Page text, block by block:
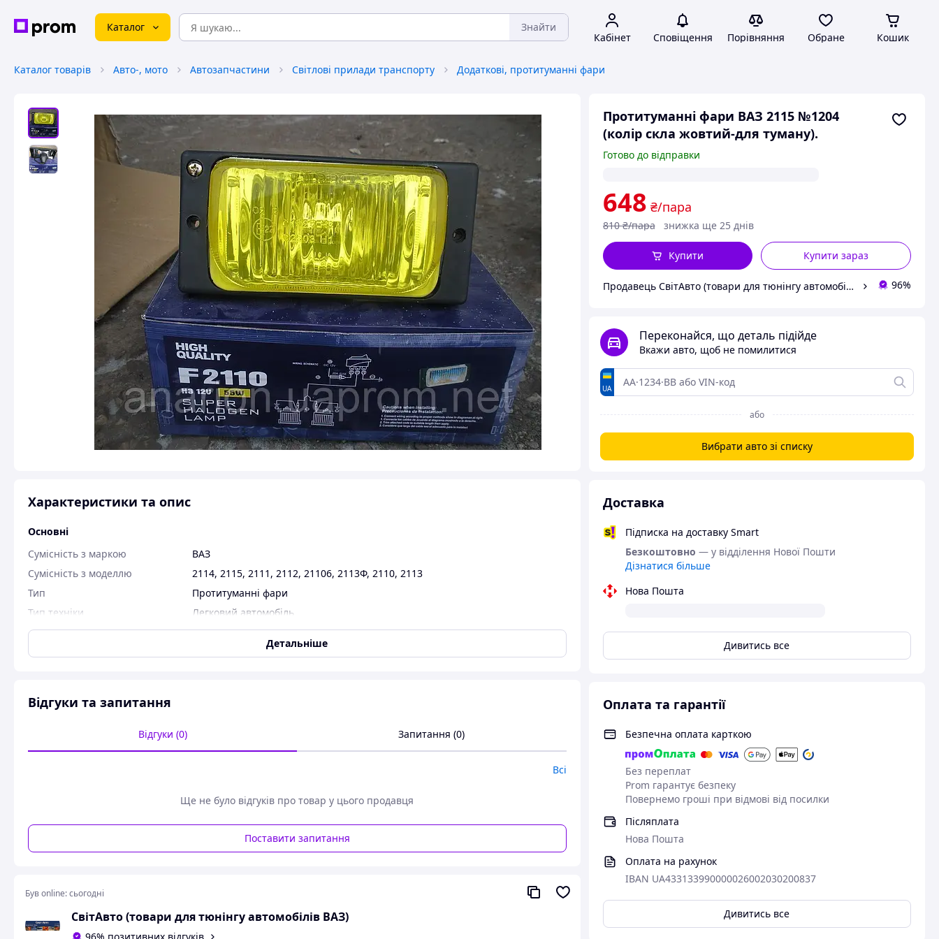
Каталог Знайти
Кабінет Сповіщення Порівняння Обране Кошик
Каталог товарів Авто-, мото Автозапчастини Світлові прилади транспорту Додаткові, протитуманні фари
Протитуманні фари ВАЗ 2115 №1204
(колір скла жовтий-для туману).
Готово до відправки
648 ₴/пара
810 ₴/пара знижка ще 25 днів
Купити зараз
Купити
Продавець СвітАвто (товари для тюнінгу автомобілів ВАЗ) 96%
Переконайся, що деталь підійде
Вкажи авто, щоб не помилитися
UA
або
Вибрати авто зі списку
Доставка
Підписка на доставку Smart
Безкоштовно — у відділення Нової Пошти
Дізнатися більше
Нова Пошта
Дивитись все
Оплата та гарантії
Безпечна оплата карткою
Без переплат
Prom гарантує безпеку
Повернемо гроші при відмові від посилки
Післяплата
Нова Пошта
Оплата на рахунок
IBAN UA433133990000026002030200837
Дивитись все
Характеристики та опис
Основні
Сумісність з маркою
ВАЗ
Сумісність з моделлю
2114, 2115, 2111 , 2112, 21106, 2113Ф, 2110, 2113
Тип
Протитуманні фари
Тип техніки
Легковий автомобіль
Виробник
Формула Світла
Тип запчастини
Стан
Колір світіння
Жовтий
Галогенна лампа
Стандарт
SAE
Цоколь
Комплектація фар
Користувальницькі характеристики
Модель
2110
Детальніше
Відгуки та запитання
Відгуки (0) Запитання (0)
Всі
Ще не було відгуків про товар у цього продавця
Поставити запитання
Був online:сьогодні
СвітАвто (товари для тюнінгу автомобілів ВАЗ)